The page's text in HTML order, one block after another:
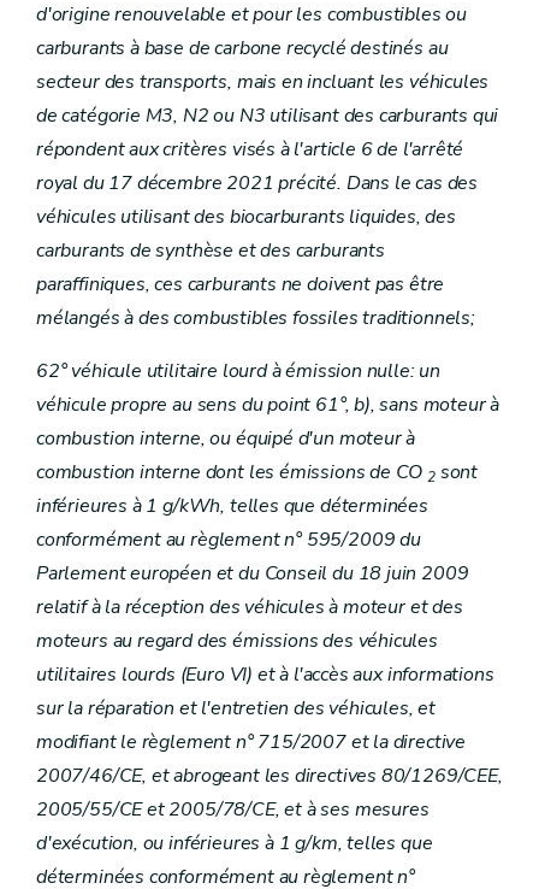
d'origine renouvelable et pour les combustibles ou
carburants à base de carbone recyclé destinés au
secteur des transports, mais en incluant les véhicules
de catégorie M3, N2 ou N3 utilisant des carburants qui
répondent aux critères visés à l'article 6 de l'arrêté
royal du 17 décembre 2021 précité. Dans le cas des
véhicules utilisant des biocarburants liquides, des
carburants de synthèse et des carburants
paraffiniques, ces carburants ne doivent pas être
mélangés à des combustibles fossiles traditionnels;
62° véhicule utilitaire lourd à émission nulle: un
véhicule propre au sens du point 61°, b), sans moteur à
combustion interne, ou équipé d'un moteur à
combustion interne dont les émissions de CO 2sont
inférieures à 1 g/kWh, telles que déterminées
conformément au règlement n° 595/2009 du
Parlement européen et du Conseil du 18 juin 2009
relatif à la réception des véhicules à moteur et des
moteurs au regard des émissions des véhicules
utilitaires lourds (Euro VI) et à l'accès aux informations
sur la réparation et l'entretien des véhicules, et
modifiant le règlement n° 715/2007 et la directive
2007/46/CE, et abrogeant les directives 80/1269/CEE,
2005/55/CE et 2005/78/CE, et à ses mesures
d'exécution, ou inférieures à 1 g/km, telles que
déterminées conformément au règlement n°